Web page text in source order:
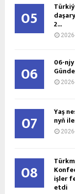
05 2...
06 06-
07 Ýaş
nyň
08 işler
etdi